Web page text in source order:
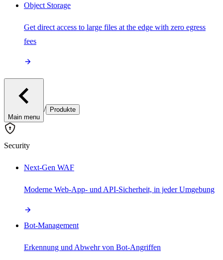
Object Storage
Get direct access to large files at the edge with zero egress
fees
Main menu
/ Produkte
Security
Next-Gen WAF
Moderne Web-App- und API-Sicherheit, in jeder Umgebung
Bot-Management
Erkennung und Abwehr von Bot-Angriffen